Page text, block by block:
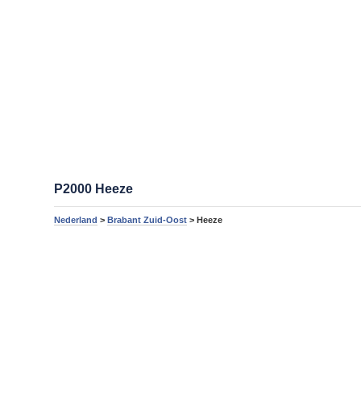
P2000 Heeze
Nederland >Brabant Zuid-Oost > Heeze